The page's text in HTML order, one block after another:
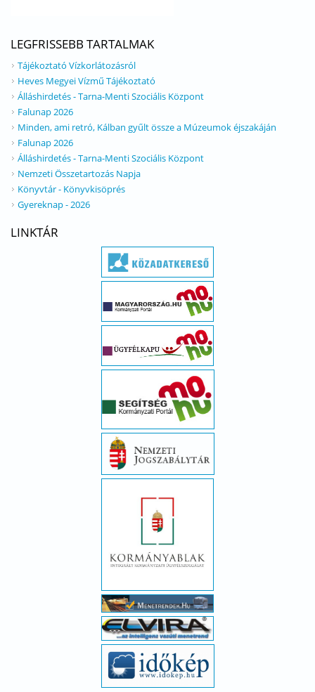
LEGFRISSEBB TARTALMAK
Tájékoztató Vízkorlátozásról
Heves Megyei Vízmű Tájékoztató
Álláshirdetés - Tarna-Menti Szociális Központ
Falunap 2026
Minden, ami retró, Kálban gyűlt össze a Múzeumok éjszakáján
Falunap 2026
Álláshirdetés - Tarna-Menti Szociális Központ
Nemzeti Összetartozás Napja
Könyvtár - Könyvkisöprés
Gyereknap - 2026
LINKTÁR